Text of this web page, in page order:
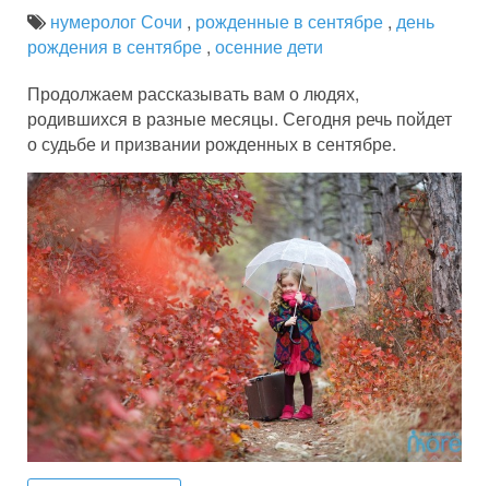
нумеролог Сочи , рожденные в сентябре , день
рождения в сентябре , осенние дети
Продолжаем рассказывать вам о людях,
родившихся в разные месяцы. Сегодня речь пойдет
о судьбе и призвании рожденных в сентябре.